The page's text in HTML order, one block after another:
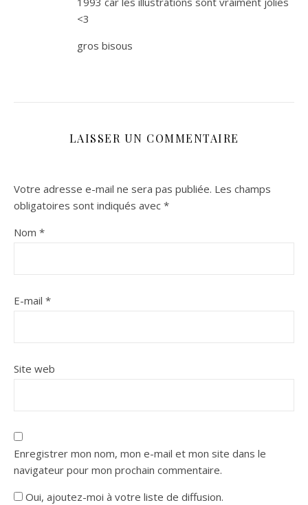
<3
gros bisous
LAISSER UN COMMENTAIRE
Votre adresse e-mail ne sera pas publiée. Les champs
obligatoires sont indiqués avec *
Nom *
E-mail *
Site web
Enregistrer mon nom, mon e-mail et mon site dans le
navigateur pour mon prochain commentaire.
Oui, ajoutez-moi à votre liste de diffusion.